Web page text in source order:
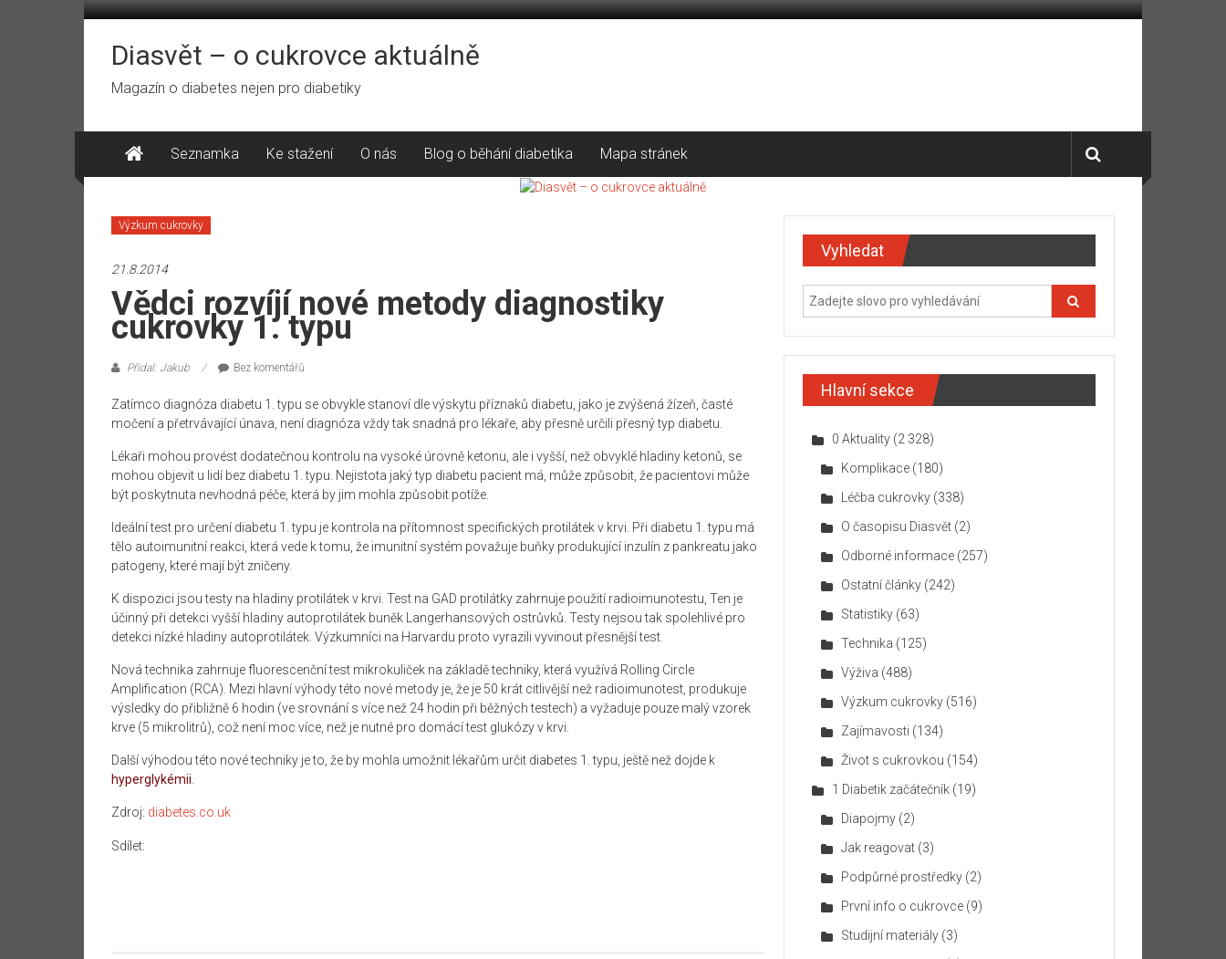
Přeskočit
obsahDiasvět – o cukrovce aktuálně
Magazín o diabetes nejen pro diabetiky
Seznamka Ke stažení O nás Blog o běhání diabetika Mapa stránek
Výzkum cukrovky
21.8.2014
Vědci rozvíjí nové metody diagnostiky
cukrovky 1. typu
Přidal: Jakub Bez komentářů
Zatímco diagnóza diabetu 1. typu se obvykle stanoví dlevýskytu příznaků diabetu , jako je zvýšená žízeň časté
močení a přetrvávající únava není diagnóza vždytak snadná pro lékaře , aby přesně určili přesný typ diabetu
Lékaři mohou provést dodatečnou kontrolu na vysoké úrovně ketonu, ale i vyšší , než obvyklé hladiny ketonů, se
mohou objevit u lidí bez diabetu 1. typu Nejistota jaký typ diabetu pacient má, může způsobit , že pacientovi může
být poskytnuta nevhodná péče, která by jim mohla způsobit potíže.
Ideálnítest pro určení diabetu 1.typu je kontrola na přítomnost specifických protilátekv krvi Při diabetu 1.typu má
tělo autoimunitní reakci , která vede k tomu, že imunitní systém považuje buňky produkující inzulín z pankreatu jako
patogeny, které mají být zničeny.
K dispozici jsou testy na hladiny protilátekv krvi. Test na GAD protilátky zahrnuje použití radioimunotestu , Ten je
účinný při detekci vyšší hladiny autoprotilátek buněk Langerhansových ostrůvků. Testy nejsou tak spolehlivé pro
detekci nízké hladiny autoprotilátek Výzkumníci na Harvardu proto vyrazili vyvinout přesnějšítest.
Nová technika zahrnuje fluorescenčnítest mikrokuliček na základětechniky, která využívá Rolling Circle
Amplification (RCA). Mezi hlavnívýhodytéto nové metody je, že je 50 krát citlivější než radioimunotest produkuje
výsledky do přibližně 6 hodin (ve srovnání s více než 24 hodin při běžných testech) a vyžaduje pouze malý vzorek
krve (5 mikrolitrů), což není moc více , než je nutné pro domácítest glukózyv krvi
Další výhodoutéto nové techniky je to, že by mohla umožnit lékařům určit diabetes 1. typu , ještě než dojde k
hyperglykémii
Zdroj: diabetes.co.uk
Sdílet:
Vyhledat
Hlavní sekce
0 Aktuality (2 328)
Komplikace (180)
Léčba cukrovky (338)
O časopisu Diasvět (2)
Odborné informace (257)
Ostatní články (242)
Statistiky (63)
Technika (125)
Výživa (488)
Výzkum cukrovky (516)
Zajímavosti (134)
Život s cukrovkou (154)
1 Diabetik začátečník (19)
Diapojmy (2)
Jak reagovat (3)
Podpůrné prostředky (2)
První info o cukrovce (9)
Studijní materiály (3)